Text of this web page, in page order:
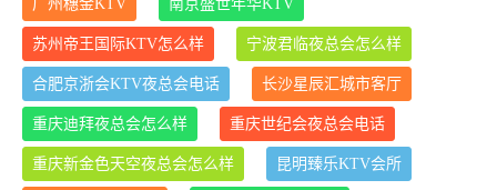
广州穗金KTV 南京盛世年华KTV
苏州帝王国际KTV怎么样 宁波君临夜总会怎么样
合肥京浙会KTV夜总会电话 长沙星辰汇城市客厅
重庆迪拜夜总会怎么样 重庆世纪会夜总会电话
重庆新金色天空夜总会怎么样 昆明臻乐KTV会所